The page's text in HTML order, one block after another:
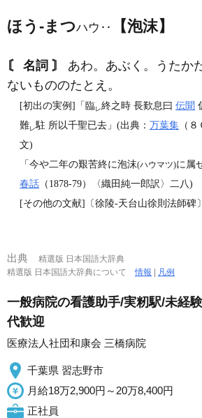
ほう‐まつハウ‥ 【泡沫】
〘 名詞 〙
あわ。あぶく。うたか
ないもののたとえ。
[初出の実例]「臨レ終之時 長歎息曰 伝聞
難レ駐 所以千聖已去」(出典： 万葉集 （
文)
「今や二年の艱苦終に泡沫(ハウマツ)に属
春話 （1878‐79）〈織田純一郎訳〉二八)
[その他の文献]〔徐陵‐天台山徐則法師碑〕
出典
精選版 日本国語大辞典
精選版 日本国語大辞典について情報 凡例
一般病院の看護助手/実籾駅/未経
代歓迎
医療法人社団和康会 三橋病院
千葉県 習志野市
月給18万2,900円～20万8,400円
正社員